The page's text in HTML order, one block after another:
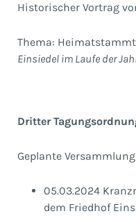
Historischer Vortrag
Thema:
Einsiedel im Laufe der
Dritter
Geplante
05.03.2024
dem Friedhof